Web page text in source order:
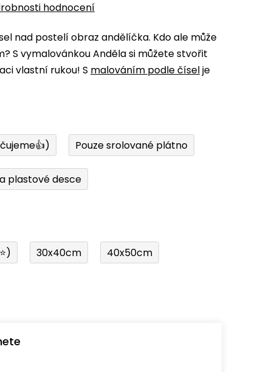
hodnocení
nad postelí obraz andělíčka. Kdo ale může
S vymalovánkou Anděla si můžete stvořit
vlastní rukou! S malováním podle číselje
Pouze srolované plátno
plastové desce
30x40cm 40x50cm